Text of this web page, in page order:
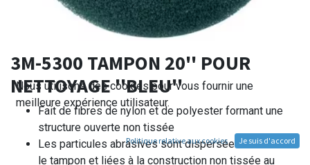
3M-5300 TAMPON 20'' POUR
NETTOYAGE ''BLEU''
Fait de fibres de nylon et de polyester formant une
structure ouverte non tissée
Les particules abrasives sont dispersées dans tout
le tampon et liées à la construction non tissée au
Nous utilisons des cookies pour vous fournir une
meilleure expérience utilisateur.
Politique relative aux cookies Je suis d'accord